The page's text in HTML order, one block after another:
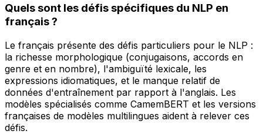
Quels sont les défis spécifiques du NLP en
français ?
Le français présente des défis particuliers pour le NLP :
la richesse morphologique (conjugaisons, accords en
genre et en nombre), l'ambiguïté lexicale, les
expressions idiomatiques, et le manque relatif de
données d'entraînement par rapport à l'anglais. Les
modèles spécialisés comme CamemBERT et les versions
françaises de modèles multilingues aident à relever ces
défis.